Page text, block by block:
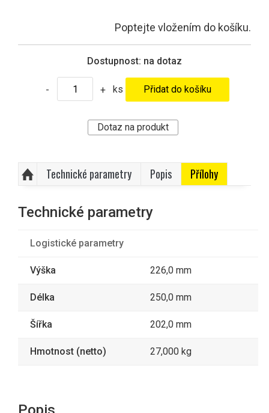
Poptejte vložením do košíku.
Dostupnost: na dotaz
- + ks
Dotaz na produkt
Technické parametry Popis Přílohy
Technické parametry
Logistické parametry
Výška 226,0 mm
Délka 250,0 mm
Šířka 202,0 mm
Hmotnost (netto) 27,000 kg